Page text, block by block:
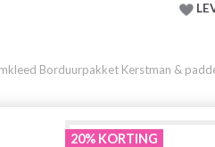
Borduurpakket Kerstman &
20% KORTING